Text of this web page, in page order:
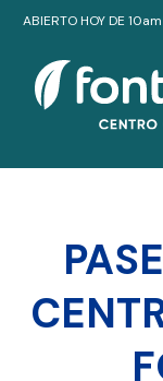
ABIERTO HOY DE